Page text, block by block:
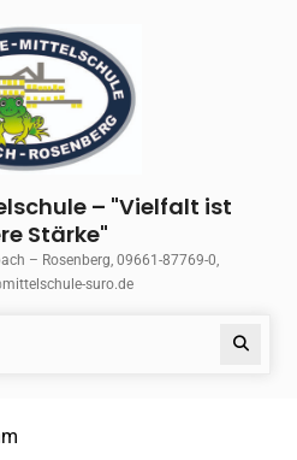
– "Vielfalt ist
Stärke"
– Rosenberg, 09661-87769-0,
suro.de
Search